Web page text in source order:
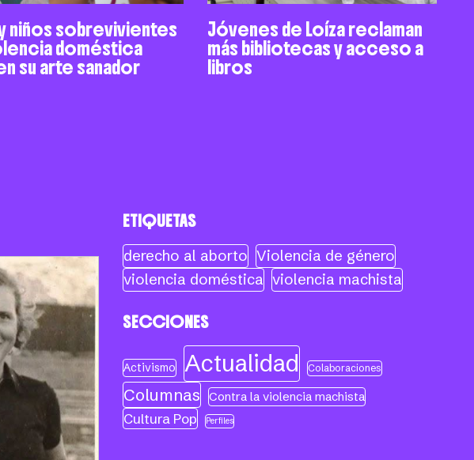
niños sobrevivientes
doméstica
su arte sanador
Jóvenes de Loíza reclaman
más bibliotecas y acceso a
libros
ETIQUETAS
derecho al aborto Violencia de género
violencia doméstica violencia machista
SECCIONES
Activismo Actualidad Colaboraciones
Columnas Contra la violencia machista
Cultura Pop Perfiles